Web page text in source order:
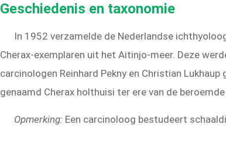
Geschiedenis en taxonomie
In 1952 verzamelde de Nederlandse
Cherax-exemplaren uit het Aitinjo-meer. Deze
carcinologen Reinhard Pekny en Christian
genaamd Cherax holthuisi ter ere van de
Opmerking: Een carcinoloog bestudeert